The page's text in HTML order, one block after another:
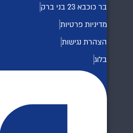
בר כוכבא 23 בני ברק
מדיניות פרטיות
הצהרת נגישות
בלוג